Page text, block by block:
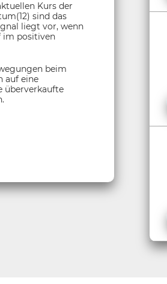
Kurs der
sind das
liegt vor, wenn
im positiven
beim
auf eine
überverkaufte